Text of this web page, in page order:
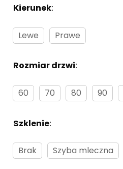
Kierunek:
Lewe Prawe
Rozmiar drzwi:
60 70 80 90
Szklenie:
Brak Szyba mleczna